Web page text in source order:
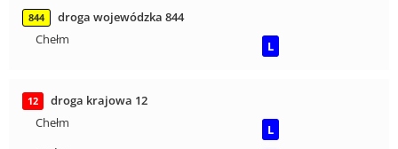
844
droga wojewódzka 844
Chełm
L
12
droga krajowa 12
Chełm
L